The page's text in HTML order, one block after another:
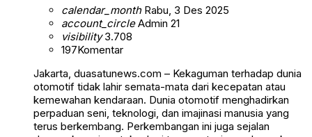
calendar_monthRabu, 3 Des 2025
account_circleAdmin 21
visibility3.708
197Komentar
Jakarta, duasatunews.com – Kekaguman terhadap dunia
otomotif tidak lahir semata-mata dari kecepatan atau
kemewahan kendaraan. Dunia otomotif menghadirkan
perpaduan seni, teknologi, dan imajinasi manusia yang
terus berkembang. Perkembangan ini juga sejalan